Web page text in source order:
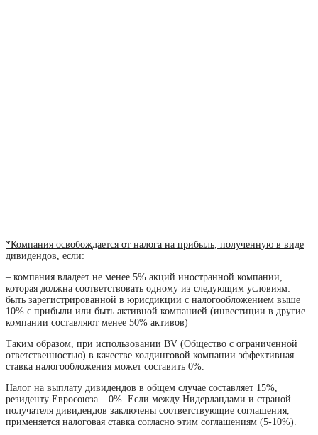
*Компания освобождается от налога на прибыль, полученную в виде
дивидендов, если:
– компания владеет не менее 5% акций иностранной компании,
которая должна соответствовать одному из следующим условиям:
быть зарегистрированной в юрисдикции с налогообложением выше
10% с прибыли или быть активной компанией (инвестиции в другие
компании составляют менее 50% активов)
Таким образом, при использовании BV (Общество с ограниченной
ответственностью) в качестве холдинговой компании эффективная
ставка налогообложения может составить 0%.
Налог на выплату дивидендов в общем случае составляет 15%,
резиденту Евросоюза – 0%. Если между Нидерландами и страной
получателя дивидендов заключены соответствующие соглашения,
применяется налоговая ставка согласно этим соглашениям (5-10%).